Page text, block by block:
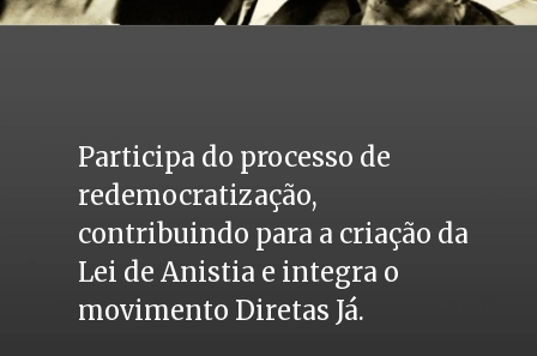
Participa do processo de
redemocratização,
contribuindo para a criação da
Lei de Anistia e integra o
movimento Diretas Já.